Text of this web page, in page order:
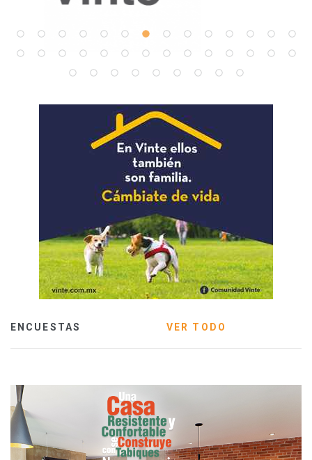
ENCUESTAS VER TODO